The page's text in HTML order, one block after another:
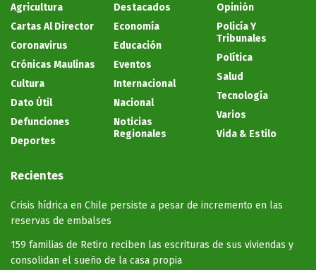
Agricultura
Cartas Al Director
Coronavirus
Crónicas Maulinas
Cultura
Dato Útil
Defunciones
Deportes
Destacados
Economía
Educación
Eventos
Internacional
Nacional
Noticias
Regionales
Opinión
Policía Y
Tribunales
Política
Salud
Tecnología
Varios
Vida & Estilo
Recientes
Crisis hídrica en Chile persiste a pesar de incremento en las
reservas de embalses
159 familias de Retiro reciben las escrituras de sus viviendas y
consolidan el sueño de la casa propia